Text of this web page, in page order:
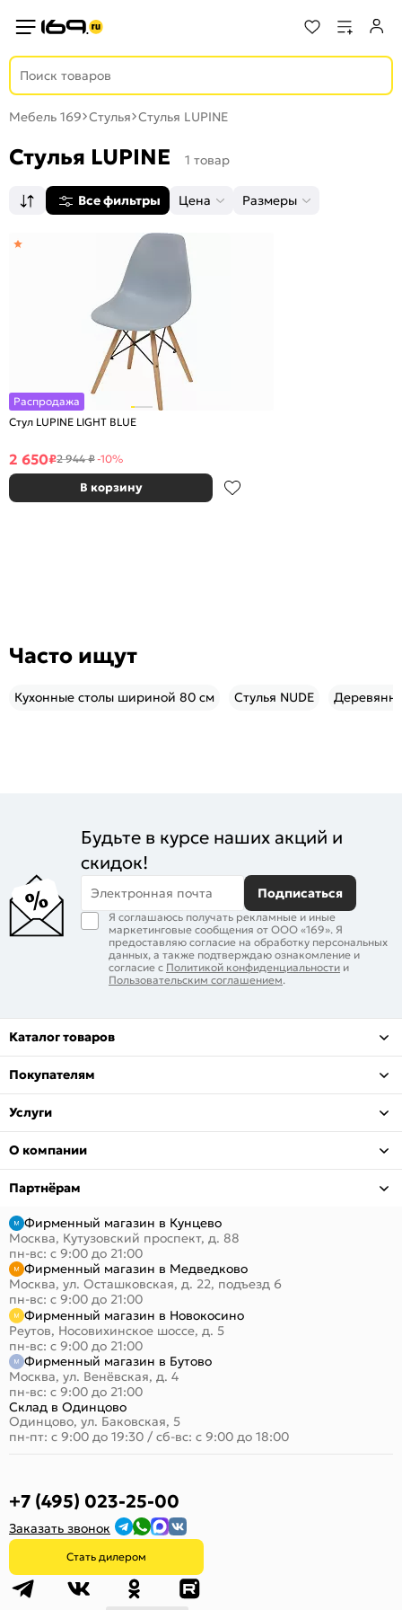
Мебель 169 Стулья Стулья LUPINE
Стулья LUPINE 1 товар
Все фильтры Цена Размеры
Распродажа
Стул LUPINE LIGHT BLUE
2 650₽2 944 ₽-10%
В корзину
Часто ищут
Кухонные столы шириной 80 см Стулья NUDE
Будьте в курсе наших акций и
скидок!
Электронная почта Подписаться
Я соглашаюсь получать рекламные и иные
маркетинговые сообщения от ООО «169». Я
предоставляю согласие на обработку персональных
данных, а также подтверждаю ознакомление и
согласие с Политикой конфиденциальности и
Пользовательским соглашением.
Каталог товаров
Покупателям
Услуги
О компании
Партнёрам
Фирменный магазин в Кунцево
Москва, Кутузовский проспект, д. 88
пн-вс: с 9:00 до 21:00
Фирменный магазин в Медведково
Москва, ул. Осташковская, д. 22, подъезд 6
пн-вс: с 9:00 до 21:00
Фирменный магазин в Новокосино
Реутов, Носовихинское шоссе, д. 5
пн-вс: с 9:00 до 21:00
Фирменный магазин в Бутово
Москва, ул. Венёвская, д. 4
пн-вс: с 9:00 до 21:00
Склад в Одинцово
Одинцово, ул. Баковская, 5
пн-пт: с 9:00 до 19:30 / сб-вс: с 9:00 до 18:00
+7 (495) 023-25-00
Заказать звонок
Стать дилером